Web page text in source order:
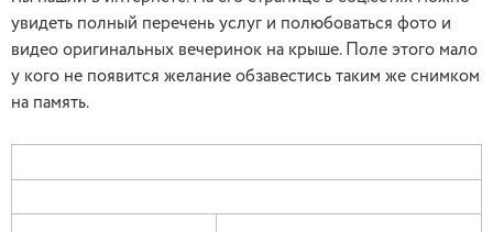
увидеть полный перечень услуг и полюбоваться фото и
видео оригинальных вечеринок на крыше. Поле этого мало
у кого не появится желание обзавестись таким же снимком
на память.